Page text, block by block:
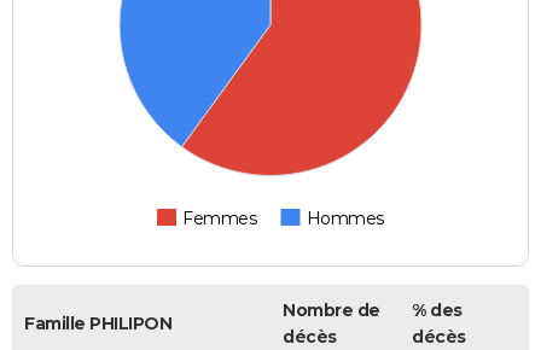
Femmes Hommes
Famille PHILIPON
Nombre de
décès
% des
décès